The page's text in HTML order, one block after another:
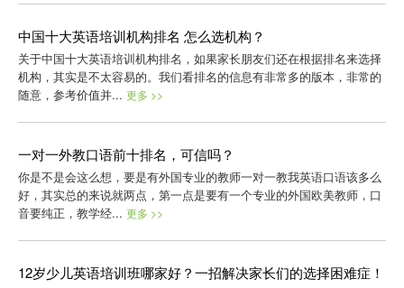
中国十大英语培训机构排名 怎么选机构？
关于中国十大英语培训机构排名，如果家长朋友们还在根据排名来选择
机构，其实是不太容易的。我们看排名的信息有非常多的版本，非常的
随意，参考价值并... 更多 >>
一对一外教口语前十排名，可信吗？
你是不是会这么想，要是有外国专业的教师一对一教我英语口语该多么
好，其实总的来说就两点，第一点是要有一个专业的外国欧美教师，口
音要纯正，教学经... 更多 >>
12岁少儿英语培训班哪家好？一招解决家长们的选择困难症！